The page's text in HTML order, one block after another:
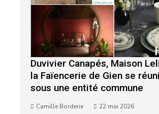
Duvivier Canapés, Maison
la Faïencerie de Gien se
sous une entité commune
Camille Borderie 22 mai 2026